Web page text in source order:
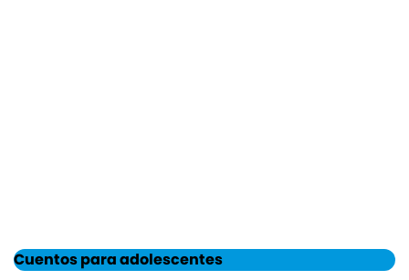
Cuentos para adolescentes